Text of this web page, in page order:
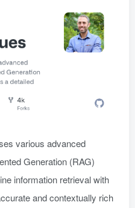
various advanced
Generation (RAG)
information retrieval with
and contextually rich